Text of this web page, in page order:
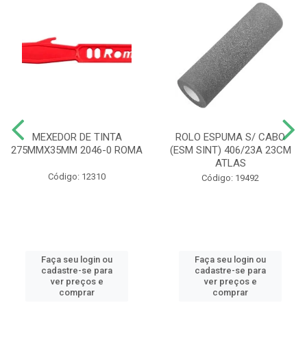
MEXEDOR DE TINTA
275MMX35MM 2046-0 ROMA
Código: 12310
Faça seu login ou
cadastre-se para
ver preços e
comprar
ROLO ESPUMA S/ CABO
(ESM SINT) 406/23A 23CM
ATLAS
Código: 19492
Faça seu login ou
cadastre-se para
ver preços e
comprar